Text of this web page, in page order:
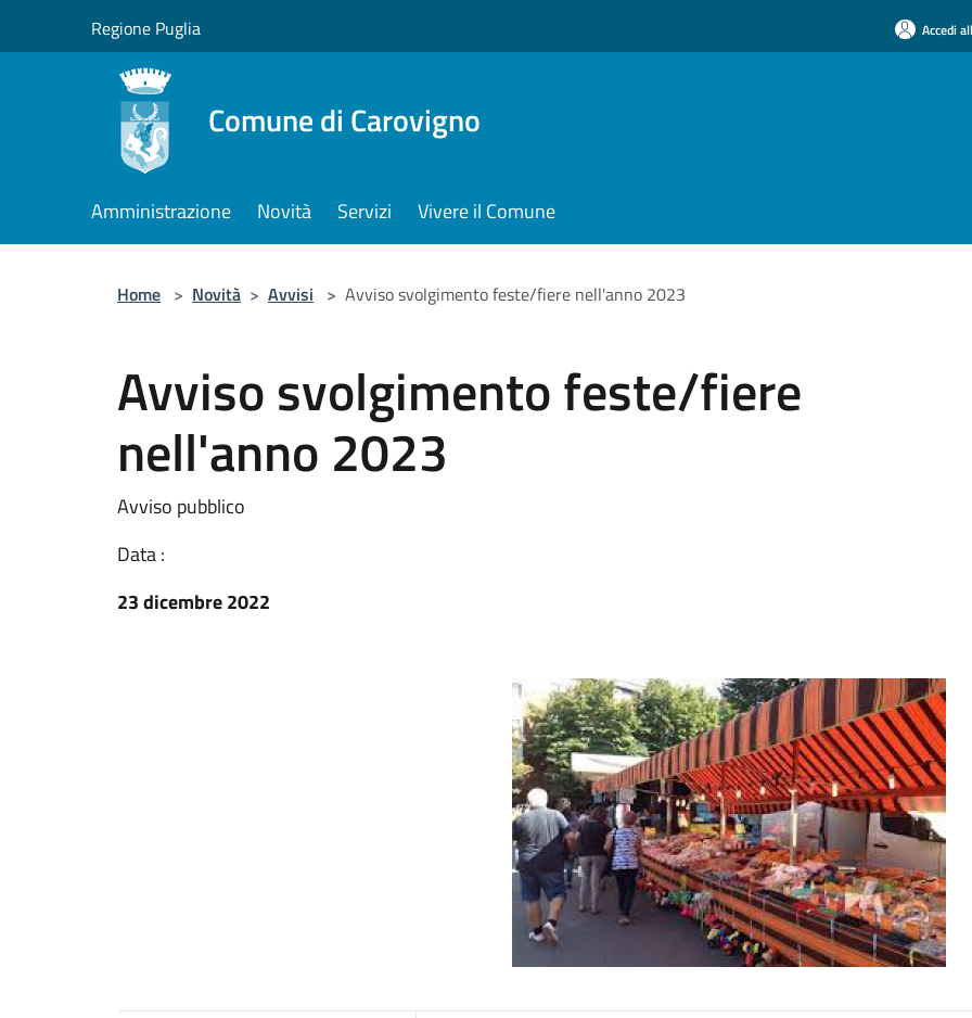
Regione Puglia Accedi
Comune di Carovigno
Amministrazione Novità Servizi Vivere il Comune
Home > Novità > Avvisi > Avviso svolgimento feste/fiere nell'anno 2023
Avviso svolgimento feste/fiere
nell'anno 2023
Avviso pubblico
Data :
23 dicembre 2022